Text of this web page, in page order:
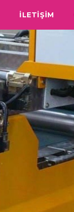
İLETİŞİM